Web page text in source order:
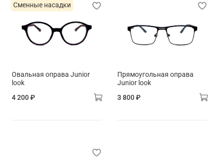
Сменные насадки
Овальная оправа Junior
look
4 200 ₽
Прямоугольная оправа
Junior look
3 800 ₽